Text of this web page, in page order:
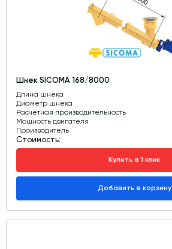
Шнек SICOMA 168/8000
Длина шнека
Диаметр шнека
Расчетная производительность
Мощность двигателя
Производитель
Стоимость:
Купить в 1 клик
Добавить в корзину